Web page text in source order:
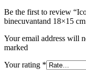
Be the first to review
binecuvantand 18×15
Your email address will
marked
Your rating *